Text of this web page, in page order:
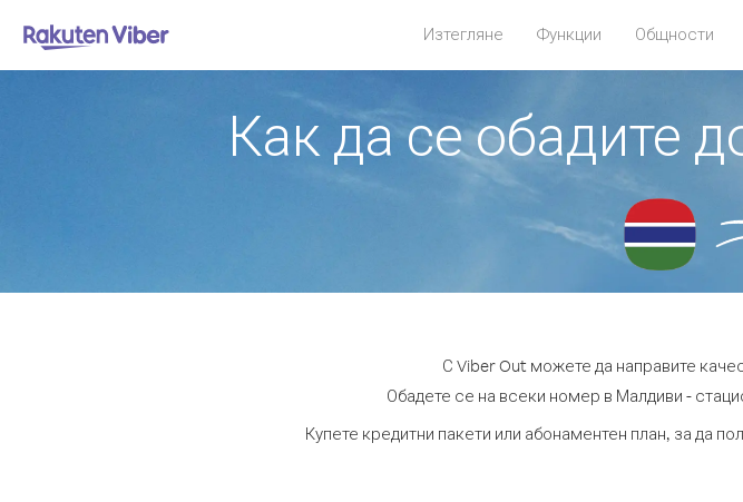
Изтегляне Функции Общности
Как да се обадите
С Viber Out можете да направите
Обадете се на всеки номер в Малдиви -
Купете кредитни пакети или абонаментен план, за да